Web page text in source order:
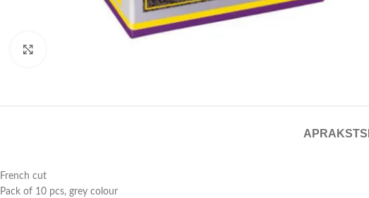
APRAKSTS
French cut
Pack of 10 pcs, grey colour